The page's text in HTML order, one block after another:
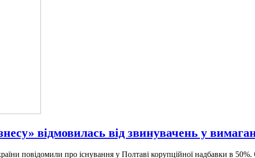
відмовилась від звинувачень у
повідомили про існування у Полтаві корупційної надбавки в